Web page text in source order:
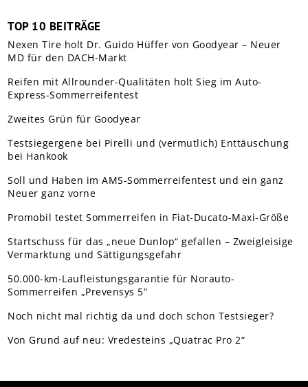
TOP 10 BEITRÄGE
Nexen Tire holt Dr. Guido Hüffer von Goodyear – Neuer
MD für den DACH-Markt
Reifen mit Allrounder-Qualitäten holt Sieg im Auto-
Express-Sommerreifentest
Zweites Grün für Goodyear
Testsiegergene bei Pirelli und (vermutlich) Enttäuschung
bei Hankook
Soll und Haben im AMS-Sommerreifentest und ein ganz
Neuer ganz vorne
Promobil testet Sommerreifen in Fiat-Ducato-Maxi-Größe
Startschuss für das „neue Dunlop“ gefallen – Zweigleisige
Vermarktung und Sättigungsgefahr
50.000-km-Laufleistungsgarantie für Norauto-
Sommerreifen „Prevensys 5”
Noch nicht mal richtig da und doch schon Testsieger?
Von Grund auf neu: Vredesteins „Quatrac Pro 2“